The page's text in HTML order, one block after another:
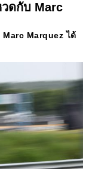
ดกับ Marc
Marquez ได้